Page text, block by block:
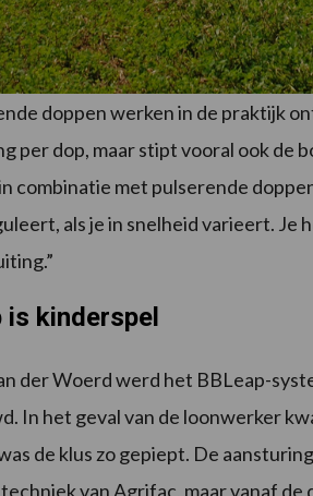
doppen werken in de praktijk
per dop, maar stipt vooral ook de
combinatie met pulserende
als je in snelheid varieert. Je
is kinderspel
der Woerd werd het BBLeap-
In het geval van de loonwerker
de klus zo gepiept. De
van Agrifac, maar vanaf